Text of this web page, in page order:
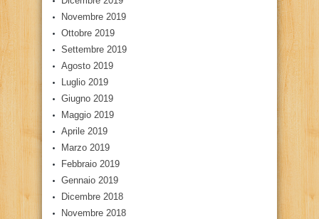
Novembre 2019
Ottobre 2019
Settembre 2019
Agosto 2019
Luglio 2019
Giugno 2019
Maggio 2019
Aprile 2019
Marzo 2019
Febbraio 2019
Gennaio 2019
Dicembre 2018
Novembre 2018